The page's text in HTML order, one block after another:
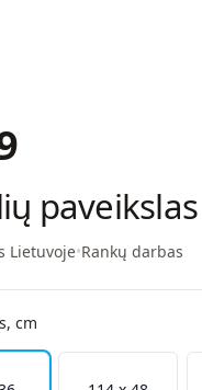
Lietuvoje•Rankų darbas
cm